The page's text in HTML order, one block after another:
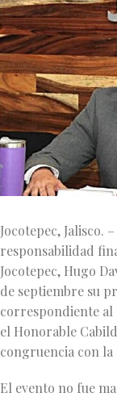
Jocotepec, Jalisco.
responsabilidad
Jocotepec, Hugo
de septiembre su
correspondiente al
el Honorable
congruencia con
El evento no fue